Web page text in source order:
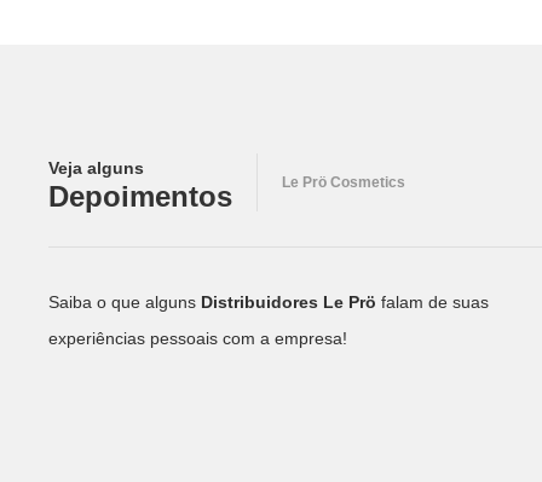
Veja alguns
Depoimentos Le Prö Cosmetics
Saiba o que alguns Distribuidores Le Prö falam de suas
experiências pessoais com a empresa!